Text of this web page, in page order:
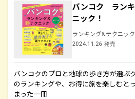
バンコク ランキ
ニック！
ランキング&テクニック
2024.11.26 発売
バンコクのプロと地球の歩き方が選ぶ
のランキングや、お得に旅を楽しむと
まった一冊